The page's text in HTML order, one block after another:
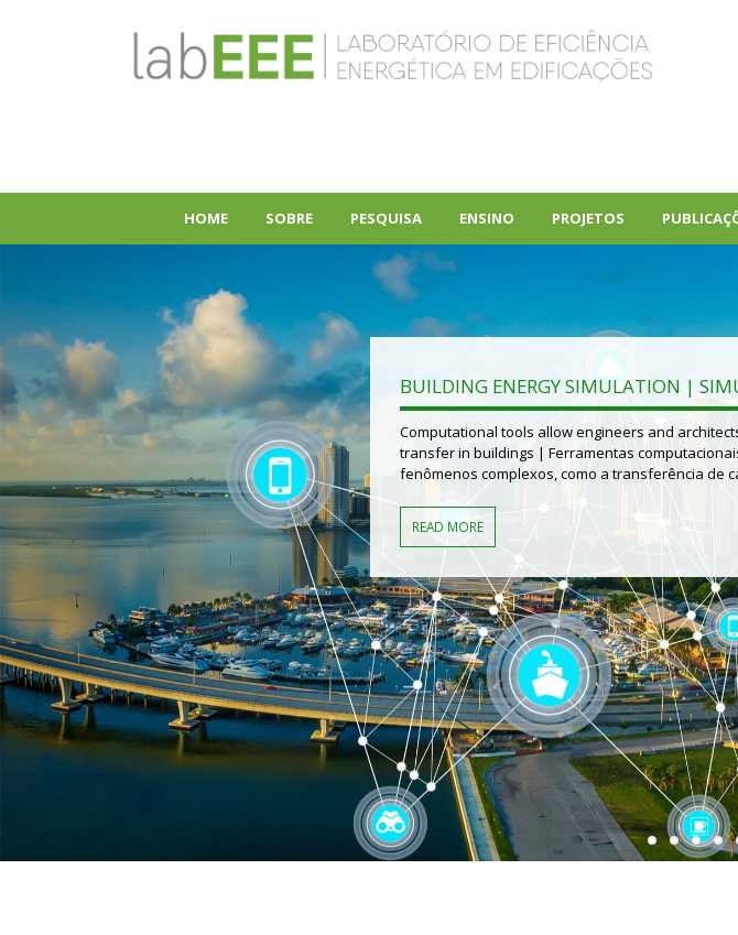
HOME SOBRE PESQUISA ENSINO PROJETOS
BUILDING ENERGY SIMULATION |
Computational tools allow engineers and
transfer in buildings | Ferramentas
fenômenos complexos, como a transferência de
READ MORE